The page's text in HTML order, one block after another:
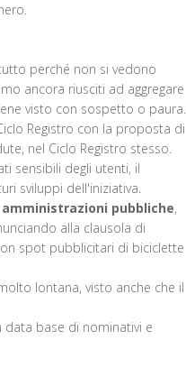
perché non si vedono
ancora riusciti ad aggregare
visto con sospetto o paura.
Registro con la proposta di
nel Ciclo Registro stesso.
sensibili degli utenti, il
sviluppi dell'iniziativa.
pubbliche,
alla clausola di
spot pubblicitari di biciclette
lontana, visto anche che il
data base di nominativi e